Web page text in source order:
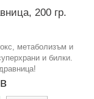
200 гр.
метаболизъм и
и билки.